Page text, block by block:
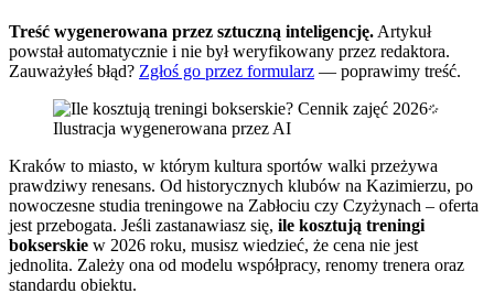
Treść wygenerowana przez sztuczną inteligencję. Artykuł
powstał automatycznie i nie był weryfikowany przez redaktora.
Zauważyłeś błąd? Zgłoś go przez formularz — poprawimy treść.
Ilustracja wygenerowana przez AI
Kraków to miasto, w którym kultura sportów walki przeżywa
prawdziwy renesans. Od historycznych klubów na Kazimierzu, po
nowoczesne studia treningowe na Zabłociu czy Czyżynach – oferta
jest przebogata. Jeśli zastanawiasz się, ile kosztują treningi
bokserskie w 2026 roku, musisz wiedzieć, że cena nie jest
jednolita. Zależy ona od modelu współpracy, renomy trenera oraz
standardu obiektu.